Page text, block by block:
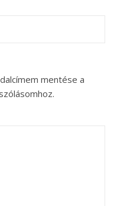
mentése a